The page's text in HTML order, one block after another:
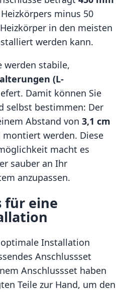
minus 50
in den meisten
werden kann.
werden stabile,
(L-
Damit können Sie
selbst bestimmen: Der
Abstand von 3,1 cm
montiert werden. Diese
macht es
sauber an Ihr
anzupassen.
für eine
Installation
Anschlussset
Anschlussset haben
Teile zur Hand, um den